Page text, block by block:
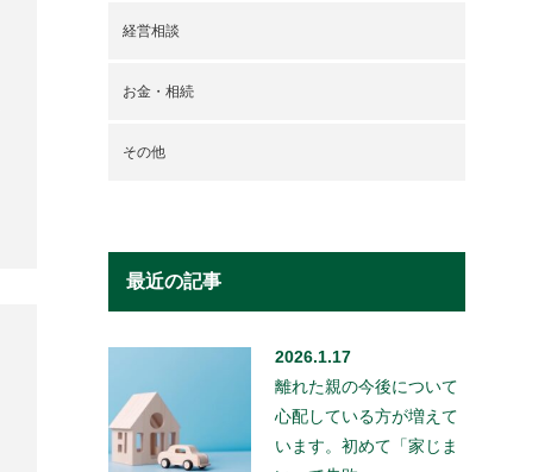
経営相談
お金・相続
その他
最近の記事
2026.1.17
離れた親の今後について
心配している方が増えて
います。初めて「家じま